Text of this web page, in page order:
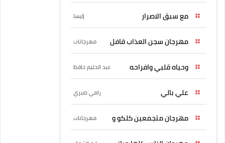
مع سبق الاصرار إليسا
مهرجان سجن العذاب قافل مهرجانات
وحياه قلبي وافراحه عبد الحليم حافظ
علي بالي رامي صبري
مهرجان متجمعين كلكو و مهرجانات